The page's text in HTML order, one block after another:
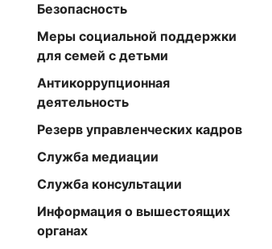
Безопасность
Меры социальной поддержки
для семей с детьми
Антикоррупционная
деятельность
Резерв управленческих кадров
Служба медиации
Служба консультации
Информация о вышестоящих
органах